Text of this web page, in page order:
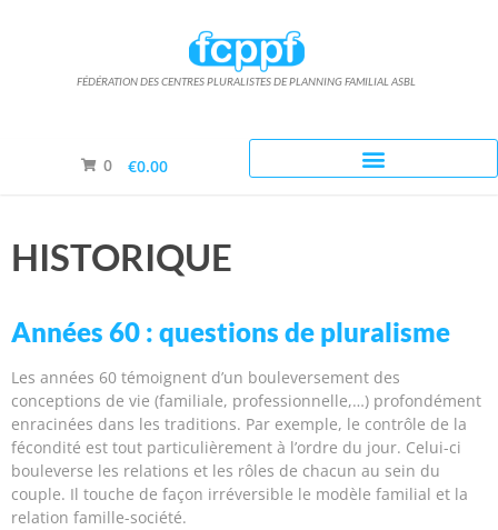
FÉDÉRATION DES CENTRES PLURALISTES DE PLANNING FAMILIAL ASBL
0 €0.00
HISTORIQUE
Années 60 : questions de pluralisme
Les années 60 témoignent d’un bouleversement des
conceptions de vie (familiale, professionnelle,…) profondément
enracinées dans les traditions. Par exemple, le contrôle de la
fécondité est tout particulièrement à l’ordre du jour. Celui-ci
bouleverse les relations et les rôles de chacun au sein du
couple. Il touche de façon irréversible le modèle familial et la
relation famille-société.